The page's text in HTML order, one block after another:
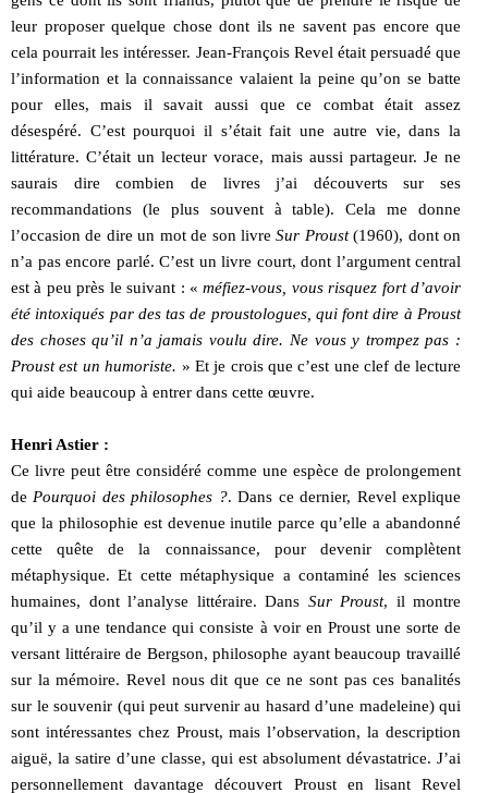
leur proposer quelque chose dont ils ne savent pas encore que
cela pourrait les intéresser. Jean-François Revel était persuadé que
l’information et la connaissance valaient la peine qu’on se batte
pour elles, mais il savait aussi que ce combat était assez
désespéré. C’est pourquoi il s’était fait une autre vie, dans la
littérature. C’était un lecteur vorace, mais aussi partageur. Je ne
saurais dire combien de livres j’ai découverts sur ses
recommandations (le plus souvent à table). Cela me donne
l’occasion de dire un mot de son livreSur Proust(1960), dont on
n’a pas encore parlé. C’est un livre court, dont l’argument central
est à peu près le suivant : «méfiez-vous, vous risquez fort d’avoir
été intoxiqués par des tas de proustologues, qui font dire à Proust
des choses qu’il n’a jamais voulu dire. Ne vous y trompez pas :
Proust est un humoriste. » Et je crois que c’est une clef de lecture
qui aide beaucoup à entrer dans cette œuvre.
Henri Astier :
Ce livre peut être considéré comme une espèce de prolongement
de Pourquoi des philosophes ?. Dans ce dernier, Revel explique
que la philosophie est devenue inutile parce qu’elle a abandonné
cette quête de la connaissance, pour devenir complètent
métaphysique. Et cette métaphysique a contaminé les sciences
humaines, dont l’analyse littéraire. Dans Sur Proust, il montre
qu’il y a une tendance qui consiste à voir en Proust une sorte de
versant littéraire de Bergson, philosophe ayant beaucoup travaillé
sur la mémoire. Revel nous dit que ce ne sont pas ces banalités
sur le souvenir (qui peut survenir au hasard d’une madeleine) qui
sont intéressantes chez Proust, mais l’observation, la description
aiguë, la satire d’une classe, qui est absolument dévastatrice. J’ai
personnellement davantage découvert Proust en lisant Revel